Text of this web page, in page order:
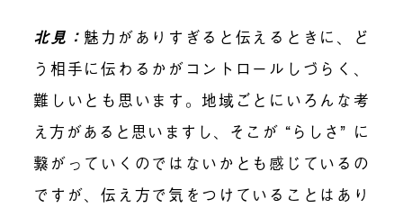
北見： 魅力がありすぎると伝えるときに、ど
う相手に伝わるかがコントロールしづらく、
難しいとも思います。地域ごとにいろんな考
え方があると思いますし、そこが “らしさ” に
繋がっていくのではないかとも感じているの
ですが、伝え方で気をつけていることはあり